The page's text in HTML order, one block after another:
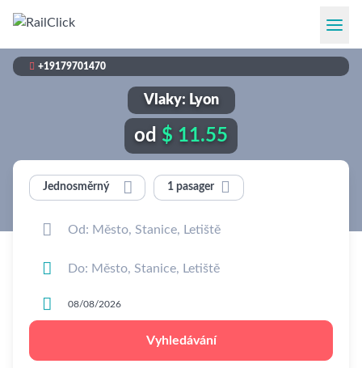
 +19179701470
Vlaky: Lyon
od $ 11.55
Jednosměrný  1 pasager 



Vyhledávání